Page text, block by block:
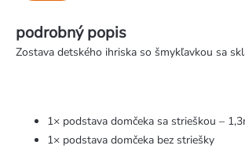
podrobný popis
Zostava detského ihriska so šmykľavkou sa
1× podstava domčeka sa strieškou –
1× podstava domčeka bez striešky